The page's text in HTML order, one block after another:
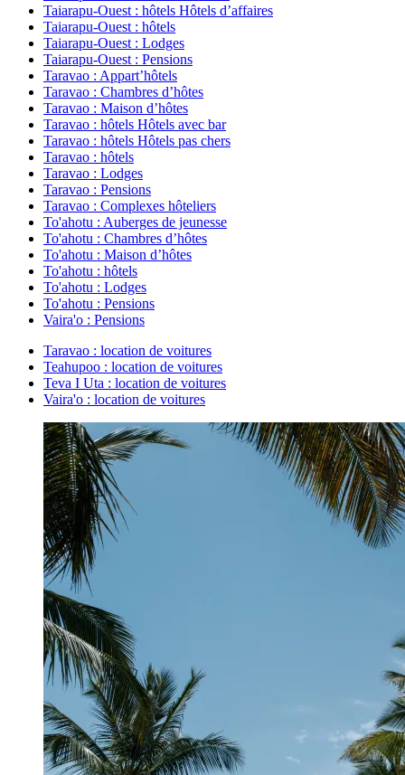
Taiarapu-Ouest : hôtels Hôtels d’affaires
Taiarapu-Ouest : hôtels
Taiarapu-Ouest : Lodges
Taiarapu-Ouest : Pensions
Taravao : Appart’hôtels
Taravao : Chambres d’hôtes
Taravao : Maison d’hôtes
Taravao : hôtels Hôtels avec bar
Taravao : hôtels Hôtels pas chers
Taravao : hôtels
Taravao : Lodges
Taravao : Pensions
Taravao : Complexes hôteliers
To'ahotu : Auberges de jeunesse
To'ahotu : Chambres d’hôtes
To'ahotu : Maison d’hôtes
To'ahotu : hôtels
To'ahotu : Lodges
To'ahotu : Pensions
Vaira'o : Pensions
Taravao : location de voitures
Teahupoo : location de voitures
Teva I Uta : location de voitures
Vaira'o : location de voitures